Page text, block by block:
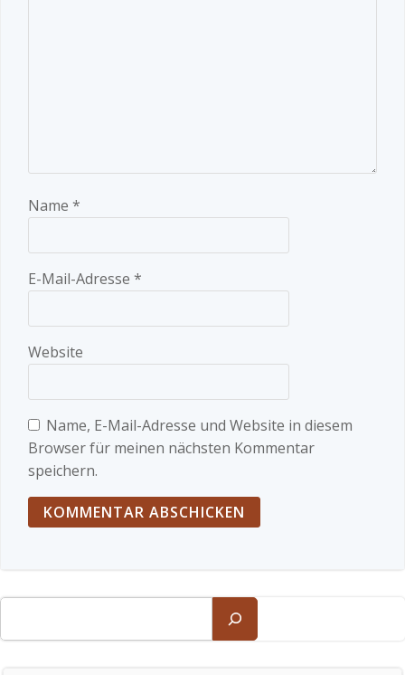
Name *
E-Mail-Adresse *
Website
Name, E-Mail-Adresse und Website in diesem
Browser für meinen nächsten Kommentar
speichern.
Suchen